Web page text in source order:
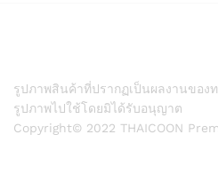
รูปภาพสินค้าที่ปรากฏเป็นผลงานของ
รูปภาพไปใช้โดยมิได้รับอนุญาต
Copyright© 2022 THAICOON